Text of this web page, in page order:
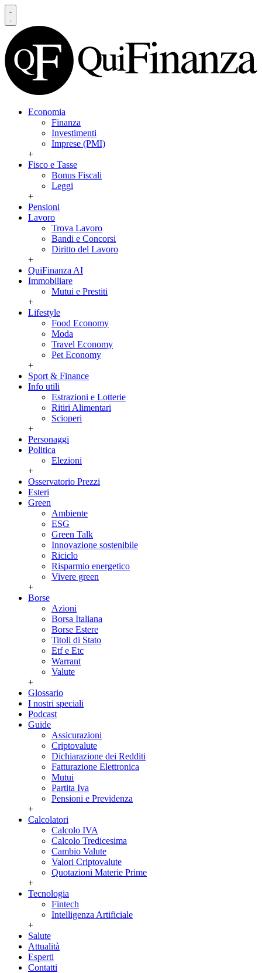
Economia
Finanza
Investimenti
Imprese (PMI)
+
Fisco e Tasse
Bonus Fiscali
Leggi
+
Pensioni
Lavoro
Trova Lavoro
Bandi e Concorsi
Diritto del Lavoro
+
QuiFinanza AI
Immobiliare
Mutui e Prestiti
+
Lifestyle
Food Economy
Moda
Travel Economy
Pet Economy
+
Sport & Finance
Info utili
Estrazioni e Lotterie
Ritiri Alimentari
Scioperi
+
Personaggi
Politica
Elezioni
+
Osservatorio Prezzi
Esteri
Green
Ambiente
ESG
Green Talk
Innovazione sostenibile
Riciclo
Risparmio energetico
Vivere green
+
Borse
Azioni
Borsa Italiana
Borse Estere
Titoli di Stato
Etf e Etc
Warrant
Valute
+
Glossario
I nostri speciali
Podcast
Guide
Assicurazioni
Criptovalute
Dichiarazione dei Redditi
Fatturazione Elettronica
Mutui
Partita Iva
Pensioni e Previdenza
+
Calcolatori
Calcolo IVA
Calcolo Tredicesima
Cambio Valute
Valori Criptovalute
Quotazioni Materie Prime
+
Tecnologia
Fintech
Intelligenza Artificiale
+
Salute
Attualità
Esperti
Contatti